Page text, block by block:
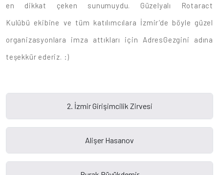
en dikkat çeken sunumuydu. Güzelyalı Rotaract
Kulübü ekibine ve tüm katılımcılara İzmir’de böyle güzel
organizasyonlara imza attıkları için AdresGezgini adına
teşekkür ederiz. :)